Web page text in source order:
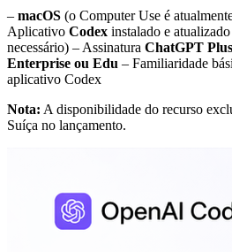
– macOS (o Computer Use é
Aplicativo Codex instalado e
necessário) – Assinatura ChatGPT
Enterprise ou Edu – Familiaridade
aplicativo Codex
Nota: A disponibilidade do recurso
Suíça no lançamento.